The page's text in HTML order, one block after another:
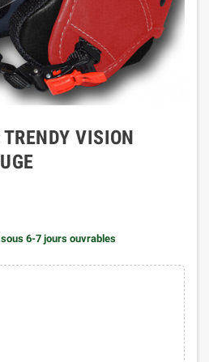
VISION
6-7 jours ouvrables